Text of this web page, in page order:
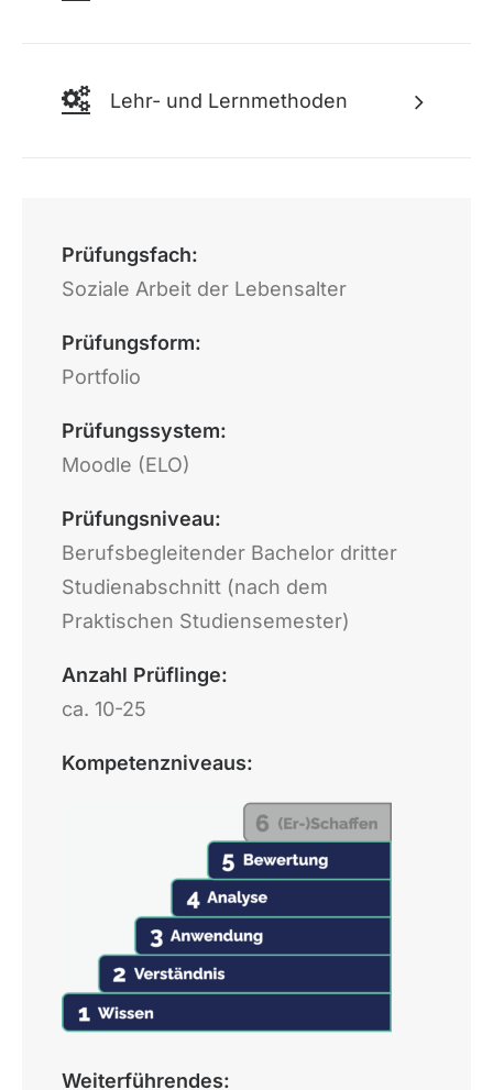
Lehr- und Lernmethoden
Prüfungsfach:
Soziale Arbeit der Lebensalter
Prüfungsform:
Portfolio
Prüfungssystem:
Moodle (ELO)
Prüfungsniveau:
Berufsbegleitender Bachelor dritter
Studienabschnitt (nach dem
Praktischen Studiensemester)
Anzahl Prüflinge:
ca. 10-25
Kompetenzniveaus:
Weiterführendes: